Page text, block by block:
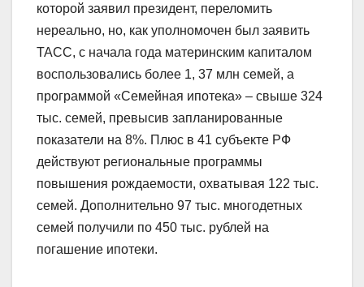
которой заявил президент, переломить
нереально, но, как уполномочен был заявить
ТАСС, с начала года материнским капиталом
воспользовались более 1, 37 млн семей, а
программой «Семейная ипотека» – свыше 324
тыс. семей, превысив запланированные
показатели на 8%. Плюс в 41 субъекте РФ
действуют региональные программы
повышения рождаемости, охватывая 122 тыс.
семей. Дополнительно 97 тыс. многодетных
семей получили по 450 тыс. рублей на
погашение ипотеки.